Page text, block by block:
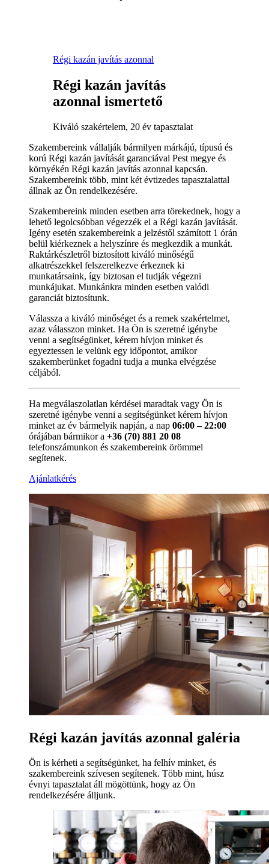
Régi kazán javítás azonnal
Régi kazán javítás
azonnal ismertető
Kiváló szakértelem, 20 év tapasztalat
Szakembereink vállalják bármilyen márkájú, típusú és
korú Régi kazán javítását garanciával Pest megye és
környékén Régi kazán javítás azonnal kapcsán.
Szakembereink több, mint két évtizedes tapasztalattal
állnak az Ön rendelkezésére.
Szakembereink minden esetben arra törekednek, hogy a
lehető legolcsóbban végezzék el a Régi kazán javítását.
Igény esetén szakembereink a jelzéstől számított 1 órán
belül kiérkeznek a helyszínre és megkezdik a munkát.
Raktárkészletről biztosított kiváló minőségű
alkatrészekkel felszerelkezve érkeznek ki
munkatársaink, így biztosan el tudják végezni
munkájukat. Munkánkra minden esetben valódi
garanciát biztosítunk.
Válassza a kiváló minőséget és a remek szakértelmet,
azaz válasszon minket. Ha Ön is szeretné igénybe
venni a segítségünket, kérem hívjon minket és
egyeztessen le velünk egy időpontot, amikor
szakemberünket fogadni tudja a munka elvégzése
céljából.
Ha megválaszolatlan kérdései maradtak vagy Ön is
szeretné igénybe venni a segítségünket kérem hívjon
minket az év bármelyik napján, a nap 06:00 – 22:00
órájában bármikor a +36 (70) 881 20 08
telefonszámunkon és szakembereink örömmel
segítenek.
Ajánlatkérés
Régi kazán javítás azonnal galéria
Ön is kérheti a segítségünket, ha felhív minket, és
szakembereink szívesen segítenek. Több mint, húsz
évnyi tapasztalat áll mögöttünk, hogy az Ön
rendelkezésére álljunk.